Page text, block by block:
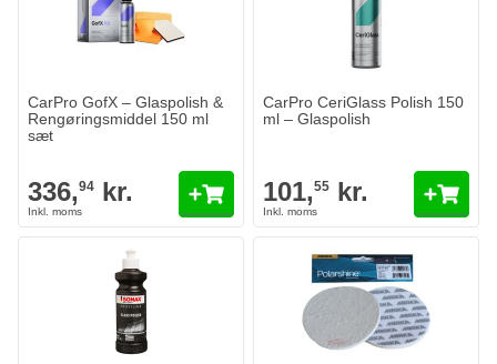
CarPro GofX – Glaspolish &
Rengøringsmiddel 150 ml
sæt
336,94 kr.
CarPro CeriGlass Polish 150
ml – Glaspolish
101,55 kr.
På lager
Diameter
kr.
Læg i kurv